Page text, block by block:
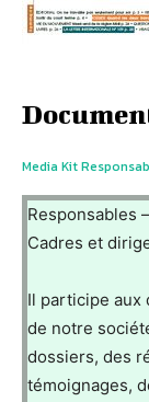
Media Kit
Responsables
Cadres et
Il participe aux
de notre
dossiers, des
témoignages,